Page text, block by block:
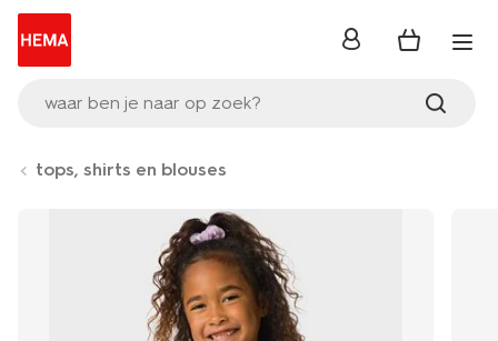
waar ben je naar op zoek?
inloggen
tops, shirts en blouses